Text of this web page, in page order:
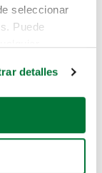
seleccionar
Puede
geográfica
activamente
detalles